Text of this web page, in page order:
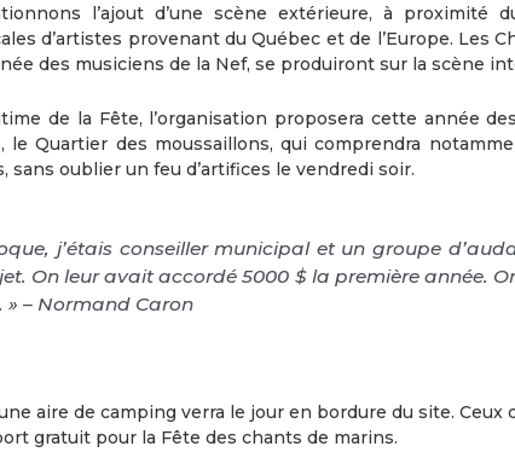
l’ajout d’une scène extérieure, à proximité
d’artistes provenant du Québec et de l’Europe. Les
des musiciens de la Nef, se produiront sur la scène
de la Fête, l’organisation proposera cette année
le Quartier des moussaillons, qui comprendra
sans oublier un feu d’artifices le vendredi soir.
j’étais conseiller municipal et un groupe
On leur avait accordé 5000 $ la première année.
» – Normand Caron
aire de camping verra le jour en bordure du site.
gratuit pour la Fête des chants de marins.